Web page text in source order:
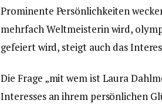
Prominente Persönlichkeiten
mehrfach Weltmeisterin wird,
gefeiert wird, steigt auch das
Die Frage „mit wem ist Laura
Interesses an ihrem persönlichen